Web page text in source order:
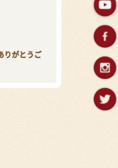
りがとうご